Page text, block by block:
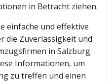
in Betracht ziehen.
einfache und effektive
die Zuverlässigkeit und
in Salzburg
Informationen, um
zu treffen und einen